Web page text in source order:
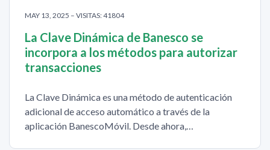
MAY 13, 2025 – VISITAS: 41804
La Clave Dinámica de Banesco se
incorpora a los métodos para autorizar
transacciones
La Clave Dinámica es una método de autenticación
adicional de acceso automático a través de la
aplicación BanescoMóvil. Desde ahora,…